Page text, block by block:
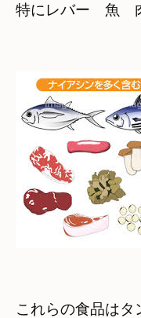
特にレバー　魚　
これらの食品はタ